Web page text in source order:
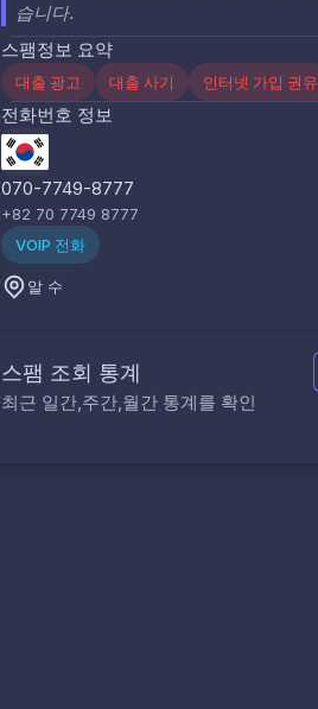
습니다.
스팸정보 요약
대출 광고 대출 사기 인터넷 가입 권유
전화번호 정보
070-7749-8777
+82 70 7749 8777
VOIP 전화
알 수
스팸 조회 통계
최근 일간,주간,월간 통계를 확인